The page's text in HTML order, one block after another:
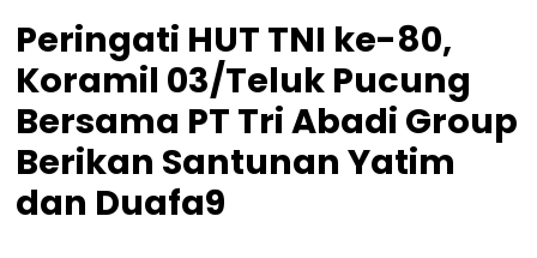
Peringati HUT TNI ke-80,
Koramil 03/Teluk Pucung
Bersama PT Tri Abadi Group
Berikan Santunan Yatim
dan Duafa9